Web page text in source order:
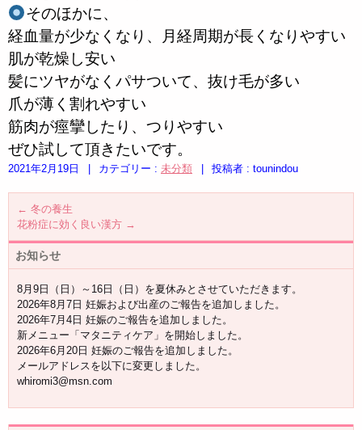
そのほかに、
経血量が少なくなり、月経周期が長くなりやすい
肌が乾燥し安い
髪にツヤがなくパサついて、抜け毛が多い
爪が薄く割れやすい
筋肉が痙攣したり、つりやすい
ぜひ試して頂きたいです。
2021年2月19日 カテゴリー : 未分類 投稿者 : tounindou
← 冬の養生
花粉症に効く良い漢方 →
お知らせ
8月9日（日）～16日（日）を夏休みとさせていただきます。
2026年8月7日 妊娠および出産のご報告を追加しました。
2026年7月4日 妊娠のご報告を追加しました。
新メニュー「マタニティケア」を開始しました。
2026年6月20日 妊娠のご報告を追加しました。
メールアドレスを以下に変更しました。
whiromi3@msn.com